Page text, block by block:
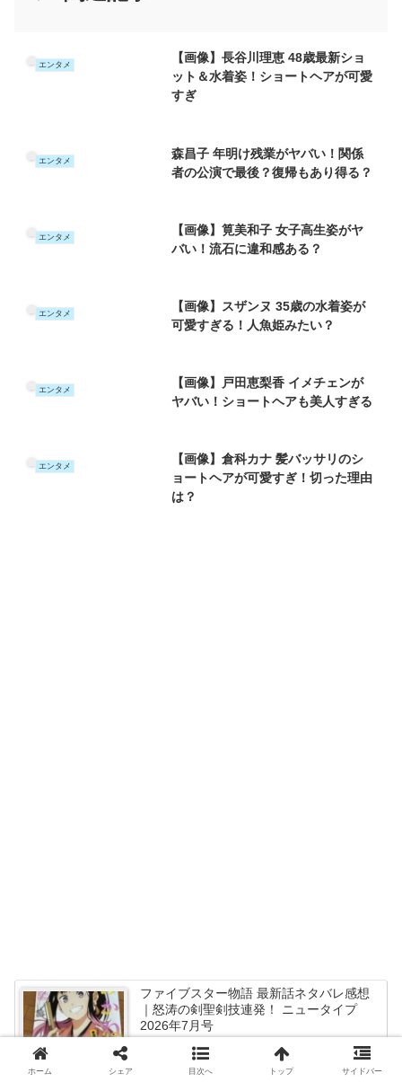
エンタメ
【画像】長谷川理恵 48歳最新ショ
ット＆水着姿！ショートヘアが可愛
すぎ
エンタメ
森昌子 年明け残業がヤバい！関係
者の公演で最後？復帰もあり得る？
エンタメ
【画像】筧美和子 女子高生姿がヤ
バい！流石に違和感ある？
エンタメ
【画像】スザンヌ 35歳の水着姿が
可愛すぎる！人魚姫みたい？
エンタメ
【画像】戸田恵梨香 イメチェンが
ヤバい！ショートヘアも美人すぎる
エンタメ
【画像】倉科カナ 髪バッサリのシ
ョートヘアが可愛すぎ！切った理由
は？
ファイブスター物語 最新話ネタバレ感想
｜怒涛の剣聖剣技連発！ ニュータイプ
2026年7月号
ホーム シェア 目次へ トップ サイドバー